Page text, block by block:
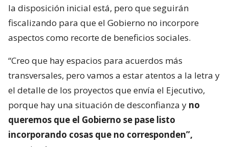
la disposición inicial está, pero que seguirán
fiscalizando para que el Gobierno no incorpore
aspectos como recorte de beneficios sociales.
“Creo que hay espacios para acuerdos más
transversales, pero vamos a estar atentos a la letra y
el detalle de los proyectos que envía el Ejecutivo,
porque hay una situación de desconfianza y no
queremos que el Gobierno se pase listo
incorporando cosas que no corresponden”,